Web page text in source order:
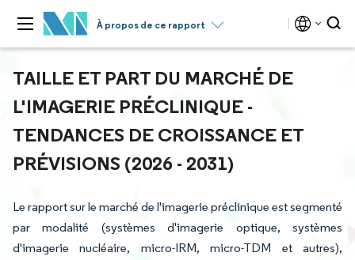
À propos de ce rapport
TAILLE ET PART DU MARCHÉ DE
L'IMAGERIE PRÉCLINIQUE -
TENDANCES DE CROISSANCE ET
PRÉVISIONS (2026 - 2031)
Le rapport sur le marché de l'imagerie préclinique est segmenté
par modalité (systèmes d'imagerie optique, systèmes
d'imagerie nucléaire, micro-IRM, micro-TDM et autres),